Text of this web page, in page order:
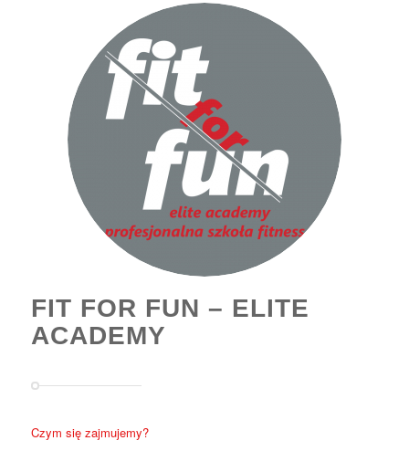
FIT FOR FUN – ELITE
ACADEMY
Czym się zajmujemy?